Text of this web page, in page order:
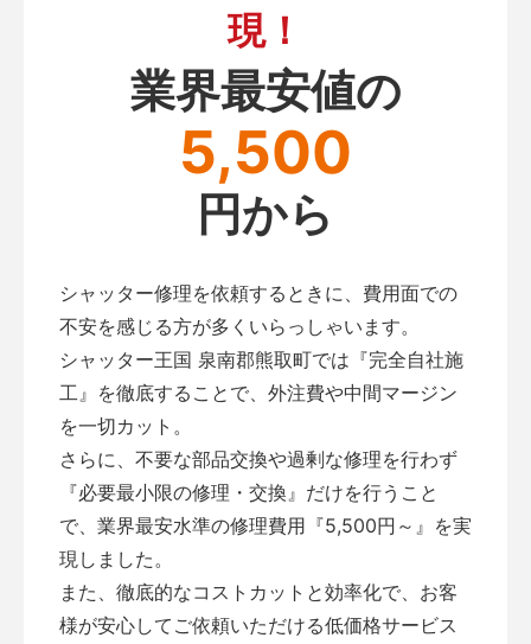
現！
業界最安値の
5,500
円から
シャッター修理を依頼するときに、費用面での
不安を感じる方が多くいらっしゃいます。
シャッター王国 泉南郡熊取町では『完全自社施
工』を徹底することで、外注費や中間マージン
を一切カット。
さらに、不要な部品交換や過剰な修理を行わず
『必要最小限の修理・交換』だけを行うこと
で、業界最安水準の修理費用『5,500円～』を実
現しました。
また、徹底的なコストカットと効率化で、お客
様が安心してご依頼いただける低価格サービス